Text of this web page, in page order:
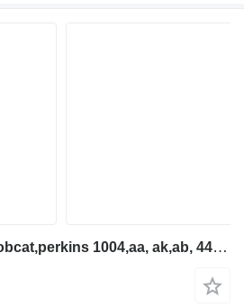
JCB manitou,claas,bobcat,perkins 1004,aa, ak,ab, 444 Motor dvig para cargadora telescópica